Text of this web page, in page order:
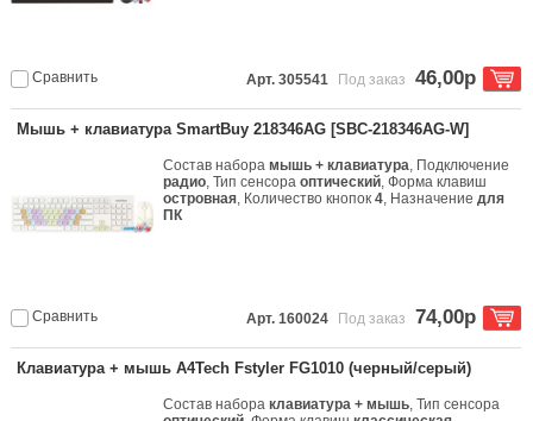
Сравнить Арт. 305541 Под заказ 46,00р
Мышь + клавиатура SmartBuy 218346AG [SBC-218346AG-W]
Состав наборамышь + клавиатура, Подключение
радио, Тип сенсораоптический, Форма клавиш
островная, Количество кнопок4, Назначениедля
ПК
Сравнить Арт. 160024 Под заказ 74,00р
Клавиатура + мышь A4Tech Fstyler FG1010 (черный/серый)
Состав набораклавиатура + мышь, Тип сенсора